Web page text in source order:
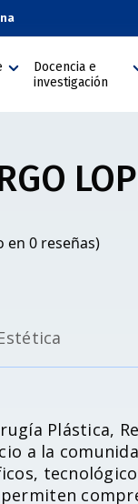
Docencia e
investigación
en 0 reseñas)
Plástica,
a la